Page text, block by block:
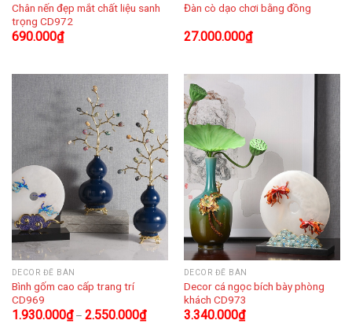
Chân nến đẹp mắt chất liệu sanh
trọng CD972
690.000₫
Đàn cò dạo chơi bằng đồng
27.000.000₫
DECOR ĐỂ BÀN
Bình gốm cao cấp trang trí
CD969
1.930.000₫– 2.550.000₫
DECOR ĐỂ BÀN
Decor cá ngọc bích bày phòng
khách CD973
3.340.000₫